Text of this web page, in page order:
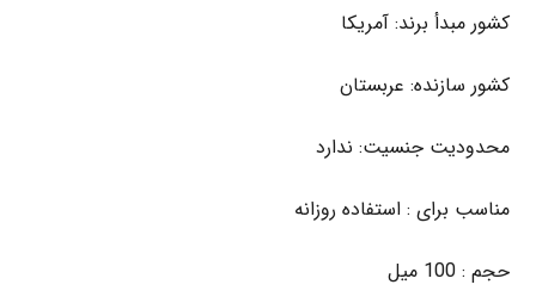
کشور مبدأ برند: آمریکا
کشور سازنده: عربستان
محدودیت جنسیت: ندارد
مناسب برای : استفاده روزانه
حجم : 100 میل